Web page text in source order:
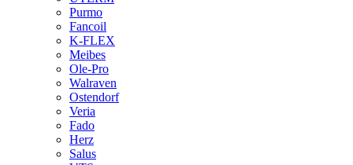
Purmo
Fancoil
K-FLEX
Meibes
Ole-Pro
Walraven
Ostendorf
Veria
Fado
Herz
Salus